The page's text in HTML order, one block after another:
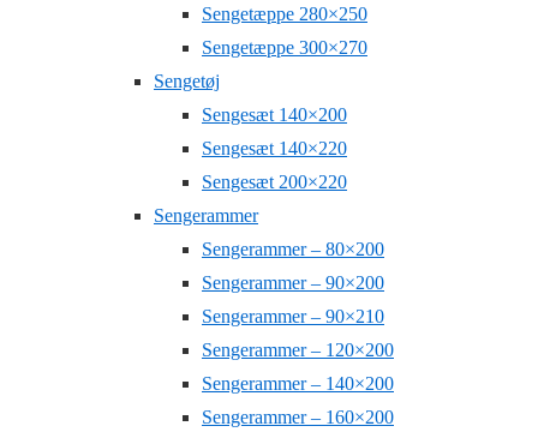
Sengetæppe 280×250
Sengetæppe 300×270
Sengetøj
Sengesæt 140×200
Sengesæt 140×220
Sengesæt 200×220
Sengerammer
Sengerammer – 80×200
Sengerammer – 90×200
Sengerammer – 90×210
Sengerammer – 120×200
Sengerammer – 140×200
Sengerammer – 160×200